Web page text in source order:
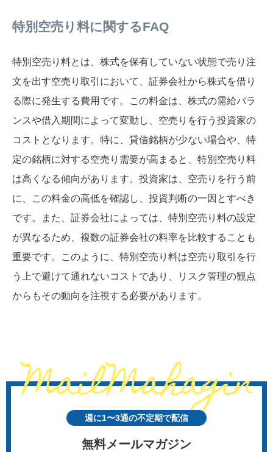
特別空売り料に関するFAQ
特別空売り料とは、株式を保有していない状態で売り注
文を出す空売り取引において、証券会社から株式を借り
る際に発生する費用です。この料金は、株式の需給バラ
ンスや借入期間によって変動し、空売りを行う投資家の
コストとなります。特に、貸借銘柄が少ない場合や、特
定の銘柄に対する空売り需要が高まると、特別空売り料
は高くなる傾向があります。投資家は、空売りを行う前
に、この料金の高低を確認し、投資判断の一因とすべき
です。また、証券会社によっては、特別空売り料の設定
が異なるため、複数の証券会社の料率を比較することも
重要です。このように、特別空売り料は空売り取引を行
う上で避けて通れないコストであり、リスク管理の観点
からもその動向を注視する必要があります。
週に1〜3通の不定期で配信
無料メールマガジン